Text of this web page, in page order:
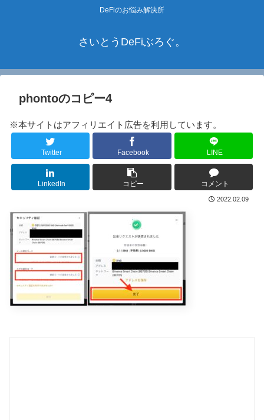
DeFiのお悩み解決所
さいとうDeFiぶろぐ。
phontoのコピー4
※本サイトはアフィリエイト広告を利用しています。
Twitter Facebook LINE
LinkedIn コピー コメント
2022.02.09